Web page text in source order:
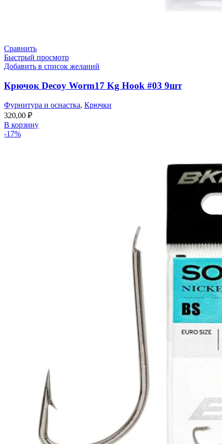
Сравнить
Быстрый просмотр
Добавить в список желаний
Крючок Decoy Worm17 Kg Hook #03 9шт
Фурнитура и оснастка, Крючки
320,00 ₽
В корзину
-17%